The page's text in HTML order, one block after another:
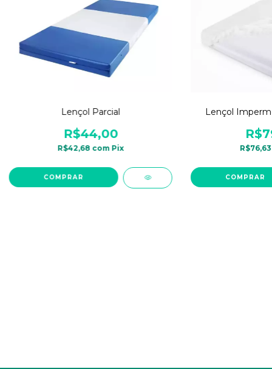
Lençol Parcial
R$44,00
R$42,68 com Pix
COMPRAR
Lençol
COMPRAR